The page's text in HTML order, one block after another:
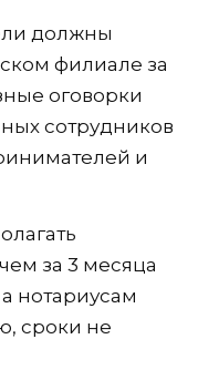
должны
филиале за
оговорки
сотрудников
и
за 3 месяца
нотариусам
сроки не